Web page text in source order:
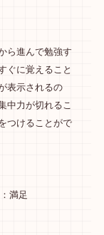
ら進んで勉強す
ぐに覚えること
表示されるの
中力が切れるこ
つけることがで
満足